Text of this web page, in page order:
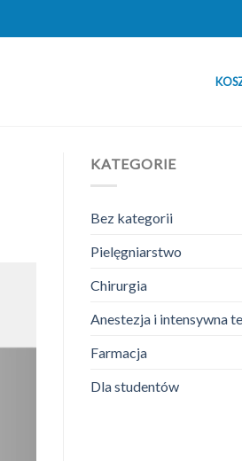
KATEGORIE
Bez kategorii
Pielęgniarstwo
Chirurgia
Anestezja i intensywna
Farmacja
Dla studentów